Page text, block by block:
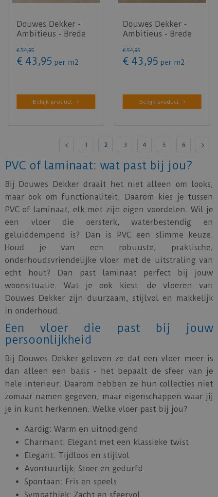
Douwes Dekker -
Ambitieus - Brede
07820…
€ 54,95
€ 43 ,95 per m2
Bekijk product
Douwes Dekker -
Ambitieus - Brede
0781…
€ 54,95
€ 43 ,95 per m2
Bekijk product
1 2 3 4 5 6
PVC of laminaat: wat past bij jou?
Bij Douwes Dekker draait het niet alleen om looks,
maar ook om functionaliteit. Daarom kies je tussen
PVC of laminaat, elk met zijn eigen voordelen. Wil je
een vloer die oersterk, waterbestendig en
geluiddempend is? Dan is PVC een slimme keuze.
Houd je van een robuuste, praktische,
onderhoudsvriendelijke vloer met de uitstraling van
echt hout? Dan past laminaat perfect bij jouw
woonsituatie. Wat je ook kiest: de vloeren van
Douwes Dekker zijn duurzaam, stijlvol en makkelijk
in onderhoud.
Een vloer die past bij jouw
persoonlijkheid
Bij Douwes Dekker geloven ze dat een vloer meer is
dan alleen een basis - het bepaalt de sfeer van je
hele interieur. Daarom hebben ze hun collecties niet
zomaar namen gegeven, maar eigenschappen waar jij
je in kunt herkennen. Welke vloer past bij jou?
Aardig: Warm en uitnodigend
Charmant: Elegant met een klassieke twist
Elegant: Tijdloos en stijlvol
Avontuurlijk: Stoer en gedurfd
Spontaan: Fris en speels
Sympathiek: Zacht en sfeervol